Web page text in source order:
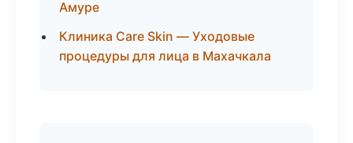
Амуре
Клиника Care Skin — Уходовые
процедуры для лица в Махачкала